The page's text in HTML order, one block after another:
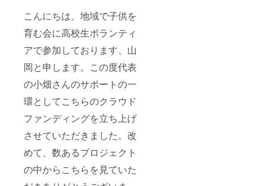
こんにちは、地域で子供を
育む会に高校生ボランティ
アで参加しております、山
岡と申します。この度代表
の小畑さんのサポートの一
環としてこちらのクラウド
ファンディングを立ち上げ
させていただきました。改
めて、数あるプロジェクト
の中からこちらを見ていた